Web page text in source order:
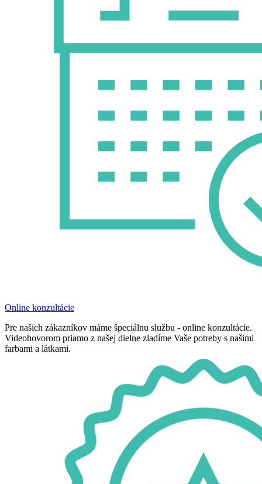
Online konzultácie
Pre našich zákazníkov máme špeciálnu službu - online konzultácie.
Videohovorom priamo z našej dielne zladíme Vaše potreby s našimi
farbami a látkami.